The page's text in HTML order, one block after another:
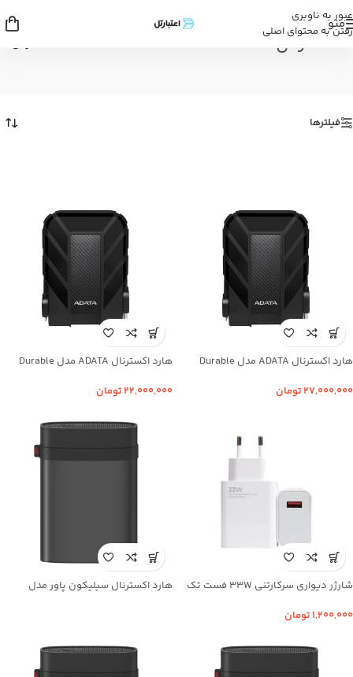
عبور به ناوبری
رفتن به محتوای اصلی
منو
اکسترنال اکسترنال
فیلترها
هارد اکسترنال ADATA مدل Durable
۲۷,۰۰۰,۰۰۰تومان
هارد اکسترنال ADATA مدل Durable
۲۲,۰۰۰,۰۰۰تومان
شارژر دیواری سرکارتنی 33W فست تک
۱,۲۰۰,۰۰۰تومان
هارد اکسترنال سیلیکون پاور مدل